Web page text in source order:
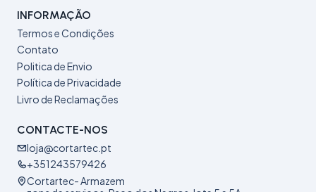
INFORMAÇÃO
Termos e Condições
Contato
Politica de Envio
Política de Privacidade
Livro de Reclamações
CONTACTE-NOS
loja@cortartec.pt
+351243579426
Cortartec- Armazem